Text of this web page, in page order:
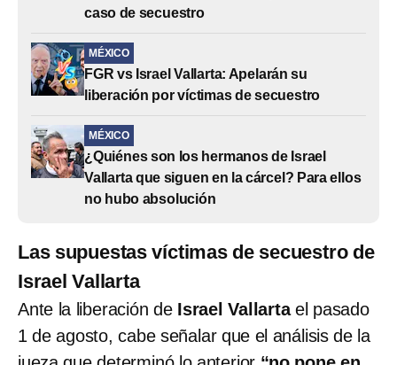
caso de secuestro
MÉXICO
FGR vs Israel Vallarta: Apelarán su
liberación por víctimas de secuestro
MÉXICO
¿Quiénes son los hermanos de Israel
Vallarta que siguen en la cárcel? Para ellos
no hubo absolución
Las supuestas víctimas de secuestro de
Israel Vallarta
Ante la liberación de Israel Vallartael pasado
1 de agosto, cabe señalar que el análisis de la